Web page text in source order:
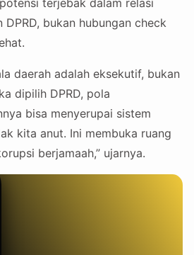
terjebak dalam relasi
bukan hubungan check
daerah adalah eksekutif, bukan
dipilih DPRD, pola
bisa menyerupai sistem
kita anut. Ini membuka ruang
berjamaah,” ujarnya.